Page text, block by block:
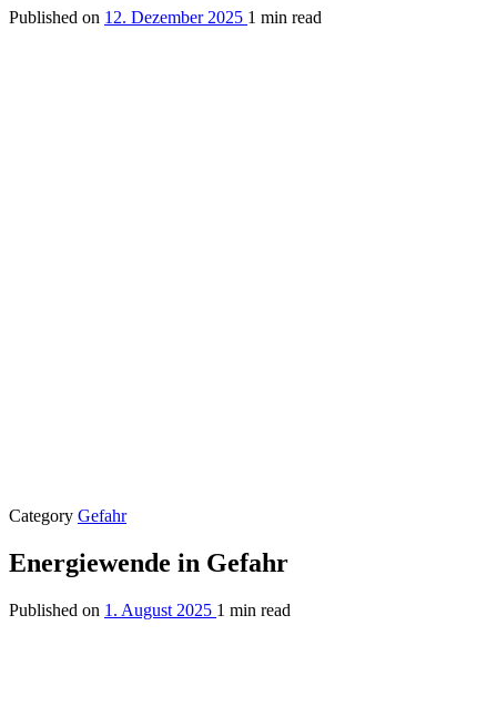
Published on 12. Dezember 2025 1 min read
Category Gefahr
Energiewende in Gefahr
Published on 1. August 2025 1 min read